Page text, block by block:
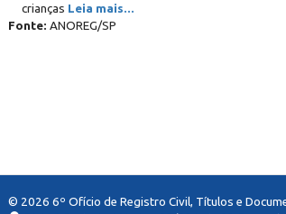
crianças Leia mais...
Fonte: ANOREG/SP
© 2026 6º Ofício de Registro Civil, Títulos e